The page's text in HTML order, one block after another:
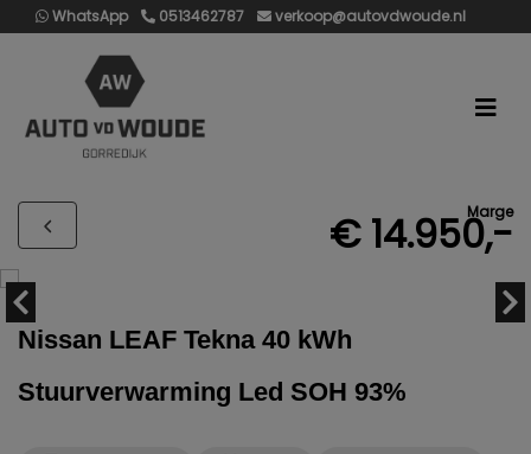
WhatsApp 0513462787 verkoop@autovdwoude.nl
Marge
€ 14.950,-
Nissan LEAF Tekna 40 kWh
Stuurverwarming Led SOH 93%